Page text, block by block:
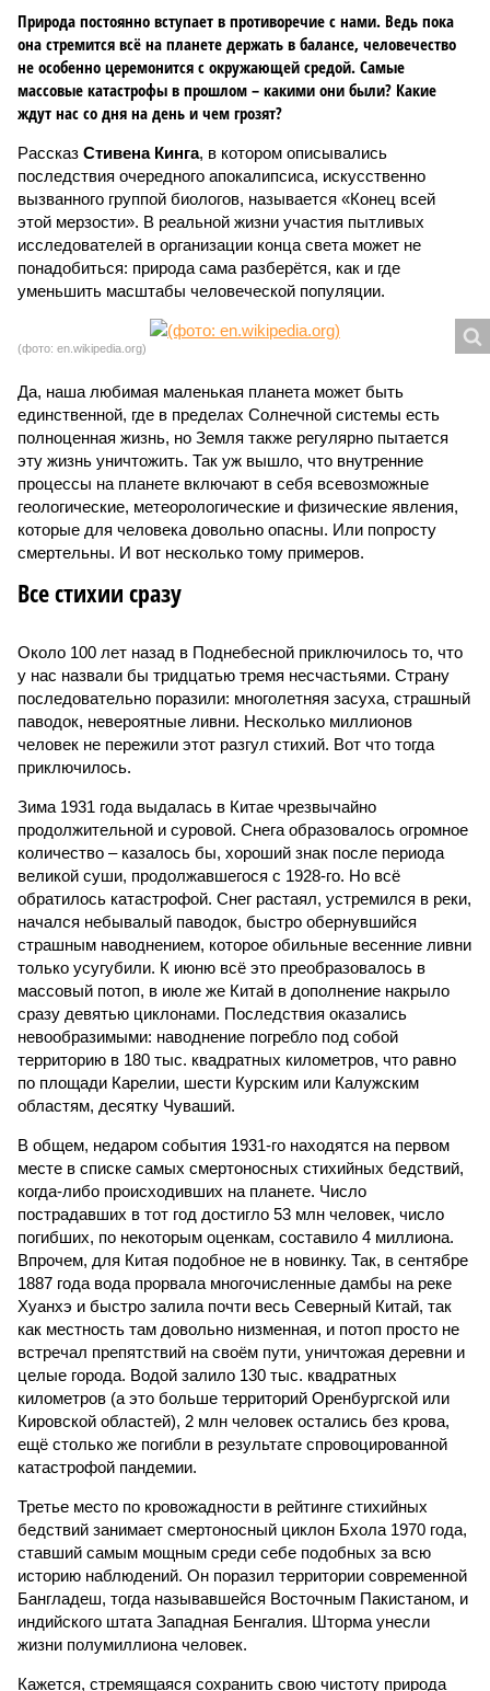
Природа постоянно вступает в противоречие с нами. Ведь пока
она стремится всё на планете держать в балансе, человечество
не особенно церемонится с окружающей средой. Самые
массовые катастрофы в прошлом – какими они были? Какие
ждут нас со дня на день и чем грозят?
Рассказ Стивена Кинга, в котором описывались
последствия очередного апокалипсиса, искусственно
вызванного группой биологов, называется «Конец всей
этой мерзости». В реальной жизни участия пытливых
исследователей в организации конца света может не
понадобиться: природа сама разберётся, как и где
уменьшить масштабы человеческой популяции.
(фото: en.wikipedia.org)
Да, наша любимая маленькая планета может быть
единственной, где в пределах Солнечной системы есть
полноценная жизнь, но Земля также регулярно пытается
эту жизнь уничтожить. Так уж вышло, что внутренние
процессы на планете включают в себя всевозможные
геологические, метеорологические и физические явления,
которые для человека довольно опасны. Или попросту
смертельны. И вот несколько тому примеров.
Все стихии сразу
Около 100 лет назад в Поднебесной приключилось то, что
у нас назвали бы тридцатью тремя несчастьями. Страну
последовательно поразили: многолетняя засуха, страшный
паводок, невероятные ливни. Несколько миллионов
человек не пережили этот разгул стихий. Вот что тогда
приключилось.
Зима 1931 года выдалась в Китае чрезвычайно
продолжительной и суровой. Снега образовалось огромное
количество – казалось бы, хороший знак после периода
великой суши, продолжавшегося с 1928-го. Но всё
обратилось катастрофой. Снег растаял, устремился в реки,
начался небывалый паводок, быстро обернувшийся
страшным наводнением, которое обильные весенние ливни
только усугубили. К июню всё это преобразовалось в
массовый потоп, в июле же Китай в дополнение накрыло
сразу девятью циклонами. Последствия оказались
невообразимыми: наводнение погребло под собой
территорию в 180 тыс. квадратных километров, что равно
по площади Карелии, шести Курским или Калужским
областям, десятку Чуваший.
В общем, недаром события 1931-го находятся на первом
месте в списке самых смертоносных стихийных бедствий,
когда-либо происходивших на планете. Число
пострадавших в тот год достигло 53 млн человек, число
погибших, по некоторым оценкам, составило 4 миллиона.
Впрочем, для Китая подобное не в новинку. Так, в сентябре
1887 года вода прорвала многочисленные дамбы на реке
Хуанхэ и быстро залила почти весь Северный Китай, так
как местность там довольно низменная, и потоп просто не
встречал препятствий на своём пути, уничтожая деревни и
целые города. Водой залило 130 тыс. квадратных
километров (а это больше территорий Оренбургской или
Кировской областей), 2 млн человек остались без крова,
ещё столько же погибли в результате спровоцированной
катастрофой пандемии.
Третье место по кровожадности в рейтинге стихийных
бедствий занимает смертоносный циклон Бхола 1970 года,
ставший самым мощным среди себе подобных за всю
историю наблюдений. Он поразил территории современной
Бангладеш, тогда называвшейся Восточным Пакистаном, и
индийского штата Западная Бенгалия. Шторма унесли
жизни полумиллиона человек.
Кажется, стремящаяся сохранить свою чистоту природа